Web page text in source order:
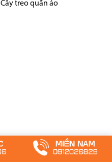
Cây treo quần áo